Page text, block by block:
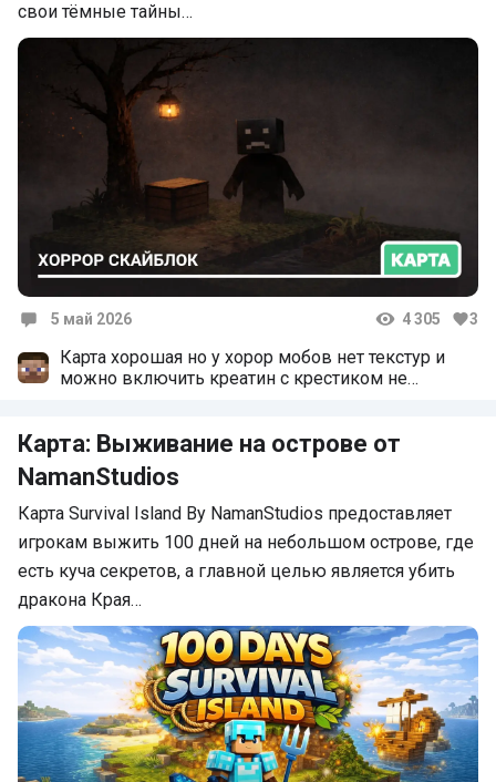
свои тёмные тайны…
5 май 2026 4 305 3
Карта хорошая но у хорор мобов нет текстур и
можно включить креатин с крестиком не
Карта: Выживание на острове от
NamanStudios
Карта Survival Island By NamanStudios предоставляет
игрокам выжить 100 дней на небольшом острове, где
есть куча секретов, а главной целью является убить
дракона Края…